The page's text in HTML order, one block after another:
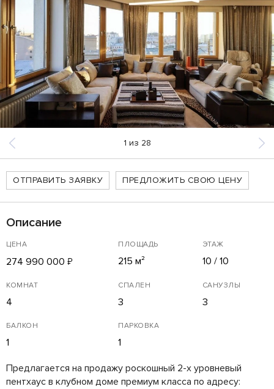
1 из 28
ОТПРАВИТЬ ЗАЯВКУ ПРЕДЛОЖИТЬ СВОЮ ЦЕНУ
Описание
ЦЕНА
274 990 000 ₽
ПЛОЩАДЬ
215 м²
ЭТАЖ
10 / 10
КОМНАТ
4
СПАЛЕН
3
САНУЗЛЫ
3
БАЛКОН
1
ПАРКОВКА
1
Предлагается на продажу роскошный 2-х уровневый
пентхаус в клубном доме премиум класса по адресу: